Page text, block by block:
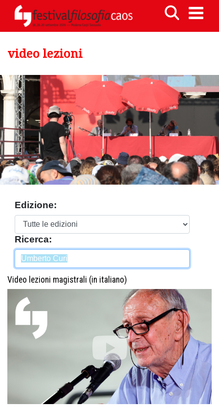
video lezioni
Edizione:
Ricerca:
Video lezioni magistrali (in italiano)